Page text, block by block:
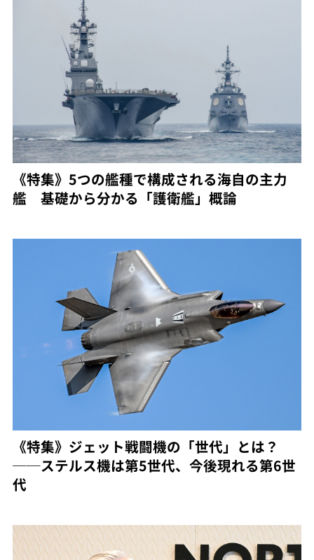
《特集》5つの艦種で構成される海自の主力
艦 基礎から分かる「護衛艦」概論
《特集》ジェット戦闘機の「世代」とは？
──ステルス機は第5世代、今後現れる第6世
代